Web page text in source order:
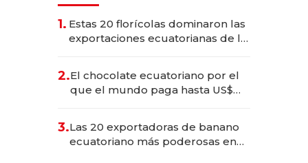
1. Estas 20 florícolas dominaron las
exportaciones ecuatorianas de la
2.El chocolate ecuatoriano por el
que el mundo paga hasta US$
3.Las 20 exportadoras de banano
ecuatoriano más poderosas en